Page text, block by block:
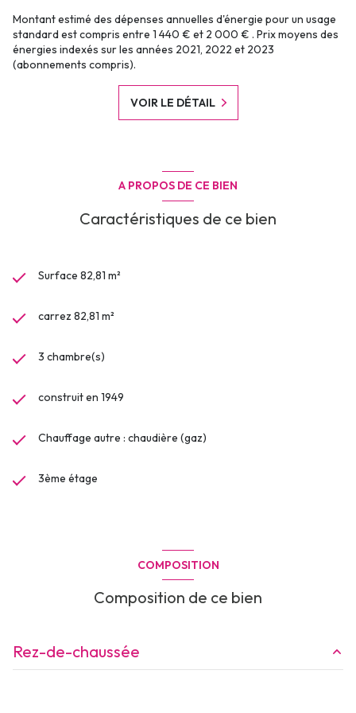
Montant estimé des dépenses annuelles d'énergie pour un usage
standard est compris entre 1 440 € et 2 000 € . Prix moyens des
énergies indexés sur les années 2021, 2022 et 2023
(abonnements compris).
VOIR LE DÉTAIL
A PROPOS DE CE BIEN
Caractéristiques de ce bien
Surface 82,81 m²
carrez 82,81 m²
3 chambre(s)
construit en 1949
Chauffage autre : chaudière (gaz)
3ème étage
COMPOSITION
Composition de ce bien
Rez-de-chaussée